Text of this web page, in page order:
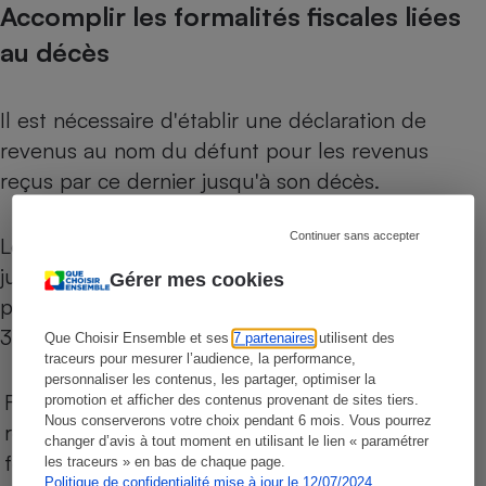
Gérer mes cookies
Que Choisir Ensemble et ses7 partenaires utilisent des
traceurs pour mesurer l’audience, la performance,
personnaliser les contenus, les partager, optimiser la
promotion et afficher des contenus provenant de sites tiers.
Nous conserverons votre choix pendant 6 mois. Vous pourrez
changer d’avis à tout moment en utilisant le lien « paramétrer
les traceurs » en bas de chaque page.
Continuer sans accepter
Accomplir les formalités fiscales liées
au décès
Il est nécessaire d'établir une déclaration de
revenus au nom du défunt pour les revenus
reçus par ce dernier jusqu'à son décès.
Le conjoint survivant en établira une conjointe
jusqu'au jour du décès, puis une à son nom
propre à partir du lendemain du décès jusqu'au
31 décembre suivant.
Faire parvenir la déclaration de succession à la
recette des impôts pour le paiement des taxes
foncières et de l'impôt sur le revenu.